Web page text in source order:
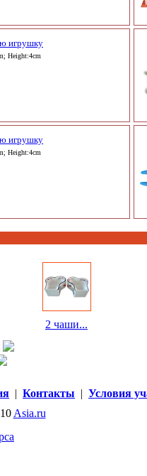
игрушку
Height:4cm
игрушку
Height:4cm
2 чаши...
| Контакты | Условия
Asia.ru